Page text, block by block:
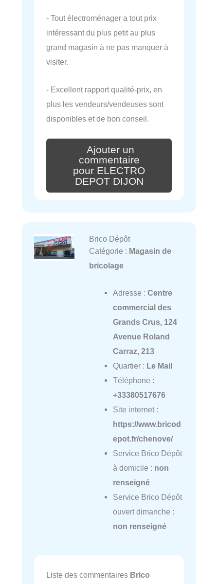
- Tout électroménager a tout prix
intéressant du plus petit au plus
grand magasin à ne pas manquer à
visiter.
- Excellent rapport qualité-prix, en
plus les vendeurs/vendeuses sont
disponibles et de bon conseil.
Ajouter un
commentaire
pour ELECTRO
DEPOT DIJON
Brico Dépôt
Catégorie : Magasin de
bricolage
Adresse : Centre
commercial des
Grands Crus, 124
Avenue Roland
Carraz, 213
Quartier : Le Mail
Téléphone :
+33380517676
Site internet :
https://www.bricod
epot.fr/chenove/
Service Brico Dépôt
à domicile : non
renseigné
Service Brico Dépôt
ouvert dimanche :
non renseigné
Liste des commentaires Brico